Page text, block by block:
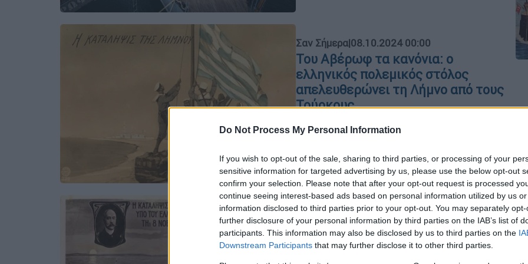
Do Not Process My Personal Information
If you wish to opt-out of the sale, sharing to third parties, or processing of your
sensitive information for targeted advertising by us, please use the below opt-out
confirm your selection. Please note that after your opt-out request is processed
continue seeing interest-based ads based on personal information utilized by us
information disclosed to third parties prior to your opt-out. You may separately
further disclosure of your personal information by third parties on the IAB’s list of
participants. This information may also be disclosed by us to third parties on the
Downstream Participants that may further disclose it to other third parties.
Σαν Σήμερα|08.10.2024 00:00
Του Αβέρωφ τα κανόνια: ο
ελληνικός πολεμικός στόλος
απελευθερώνει τη Λήμνο από τους
Τούρκους
«Τα ελληνικά βαπόρια στο Μούδρο
αράξανε τα είδαν οι Τουρκάλες κι
αναστενάξανε»…
Σαν Σήμερα| 08.11.2023 00:00
Ανήμερα των Ταξιαρχών ο
Ελληνικός Στόλος με το θωρηκτό
Αβέρωφ επικεφαλής μπαίνει στο